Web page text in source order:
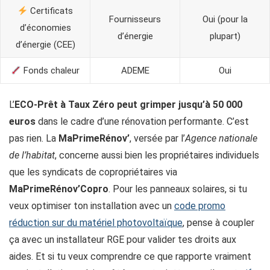
Certificats
d’économies
d’énergie (CEE)
Fournisseurs
d’énergie
Oui (pour la
plupart)
Fonds chaleur ADEME Oui
L’ECO-Prêt à Taux Zéro peut grimper jusqu’à 50 000
euros dans le cadre d’une rénovation performante. C’est
pas rien. La MaPrimeRénov’, versée par l’Agence nationale
de l’habitat, concerne aussi bien les propriétaires individuels
que les syndicats de copropriétaires via
MaPrimeRénov’Copro. Pour les panneaux solaires, si tu
veux optimiser ton installation avec un code promo
réduction sur du matériel photovoltaïque, pense à coupler
ça avec un installateur RGE pour valider tes droits aux
aides. Et si tu veux comprendre ce que rapporte vraiment